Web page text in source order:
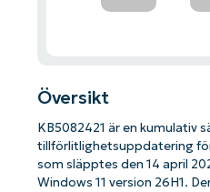
Översikt
KB5082421 är en kumulativ
tillförlitlighetsuppdatering
som släpptes den 14 april
Windows 11 version 26H1.